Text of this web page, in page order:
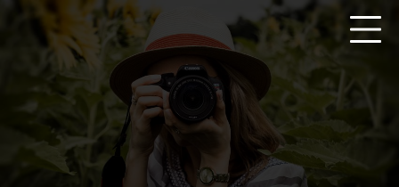
springen